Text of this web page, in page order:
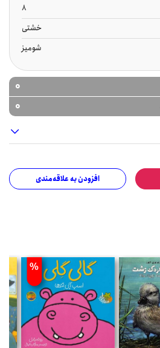
8
خشتی
شومیز
0
0
افزودن به علاقه‌مندی
%